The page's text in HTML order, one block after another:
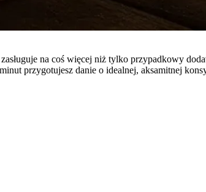
na coś więcej niż tylko przypadkowy
przygotujesz danie o idealnej, aksamitnej